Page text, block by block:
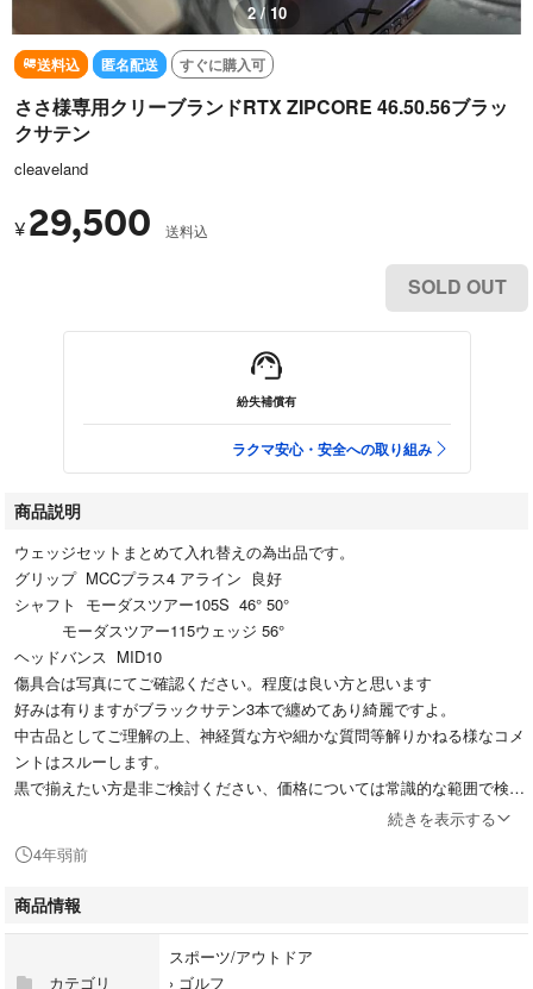
3 / 10
送料込 匿名配送 すぐに購入可
ささ様専用クリーブランドRTX ZIPCORE 46.50.56ブラッ
クサテン
cleaveland
¥ 29,500 送料込
SOLD OUT
紛失補償有
ラクマ安心・安全への取り組み
商品説明
ウェッジセットまとめて入れ替えの為出品です。
グリップ MCCプラス4 アライン 良好
シャフト モーダスツアー105S 46° 50°
モーダスツアー115ウェッジ 56°
ヘッドバンス MID10
傷具合は写真にてご確認ください。程度は良い方と思います
好みは有りますがブラックサテン3本で纏めてあり綺麗ですよ。
中古品としてご理解の上、神経質な方や細かな質問等解りかねる様なコメ
ントはスルーします。
黒で揃えたい方是非ご検討ください、価格については常識的な範囲で検討
続きを表示する
4年弱前
商品情報
カテゴリ
スポーツ/アウトドア
› ゴルフ